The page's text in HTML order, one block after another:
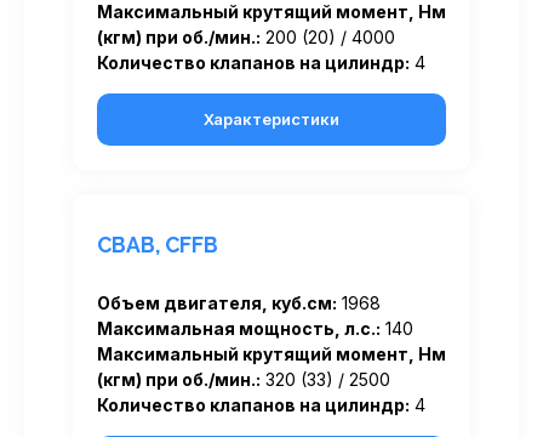
Максимальный крутящий момент, Нм
(кгм) при об./мин.: 200 (20) / 4000
Количество клапанов на цилиндр: 4
Характеристики
CBAB, CFFB
Объем двигателя, куб.см: 1968
Максимальная мощность, л.с.: 140
Максимальный крутящий момент, Нм
(кгм) при об./мин.: 320 (33) / 2500
Количество клапанов на цилиндр: 4